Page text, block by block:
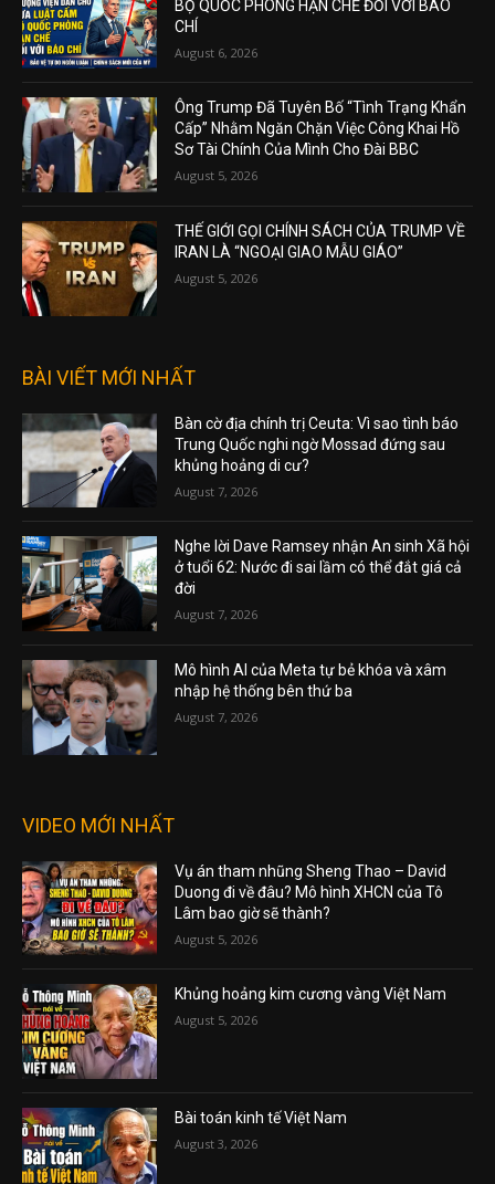
BỘ QUỐC PHÒNG HẠN CHẾ ĐỐI VỚI BÁO
CHÍ
August 6, 2026
Ông Trump Đã Tuyên Bố “Tình Trạng Khẩn
Cấp” Nhằm Ngăn Chặn Việc Công Khai Hồ
Sơ Tài Chính Của Mình Cho Đài BBC
August 5, 2026
THẾ GIỚI GỌI CHÍNH SÁCH CỦA TRUMP VỀ
IRAN LÀ “NGOẠI GIAO MẪU GIÁO”
August 5, 2026
BÀI VIẾT MỚI NHẤT
Bàn cờ địa chính trị Ceuta: Vì sao tình báo
Trung Quốc nghi ngờ Mossad đứng sau
khủng hoảng di cư?
August 7, 2026
Nghe lời Dave Ramsey nhận An sinh Xã hội
ở tuổi 62: Nước đi sai lầm có thể đắt giá cả
đời
August 7, 2026
Mô hình AI của Meta tự bẻ khóa và xâm
nhập hệ thống bên thứ ba
August 7, 2026
VIDEO MỚI NHẤT
Vụ án tham nhũng Sheng Thao – David
Duong đi về đâu? Mô hình XHCN của Tô
Lâm bao giờ sẽ thành?
August 5, 2026
Khủng hoảng kim cương vàng Việt Nam
August 5, 2026
Bài toán kinh tế Việt Nam
August 3, 2026